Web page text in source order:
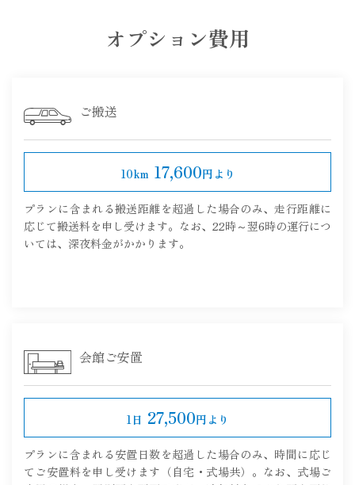
オプション費用
ご搬送
10km 17,600円より
プランに含まれる搬送距離を超過した場合のみ、走行距離に
応じて搬送料を申し受けます。なお、22時～翌6時の運行につ
いては、深夜料金がかかります。
会館ご安置
1日 27,500円より
プランに含まれる安置日数を超過した場合のみ、時間に応じ
てご安置料を申し受けます（自宅・式場共）。なお、式場ご